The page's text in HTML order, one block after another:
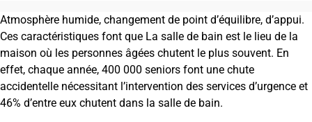
peuvent
être
choisies
sur
la
Atmosphère humide, changement de point d’équilibre, d’appui.
Ces caractéristiques font que La salle de bain est le lieu de la
maison où les personnes âgées chutent le plus souvent. En
effet, chaque année, 400 000 seniors font une chute
accidentelle nécessitant l’intervention des services d’urgence et
46% d’entre eux chutent dans la salle de bain.